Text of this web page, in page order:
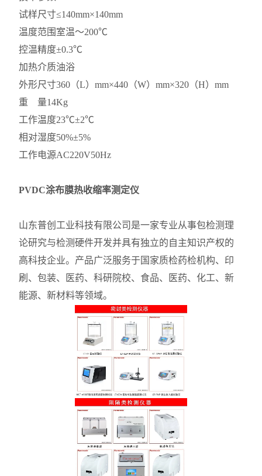
试样尺寸≤140mm×140mm
温度范围 室温～200℃
控温精度±0.3℃
加热介质油浴
外形尺寸360（L）mm×440（W）mm×320（H）mm
重 量14Kg
工作温度23℃±2℃
相对湿度50%±5%
工作电源AC220V50Hz
PVDC涂布膜热收缩率测定仪
山东普创工业科技有限公司是一家专业从事包检测理
论研究与检测硬件开发并具有独立的自主知识产权的
高科技企业。产品广泛服务于国家质检药检机构、印
刷、包装、医药、科研院校、食品、医药、化工、新
能源、新材料等领域。